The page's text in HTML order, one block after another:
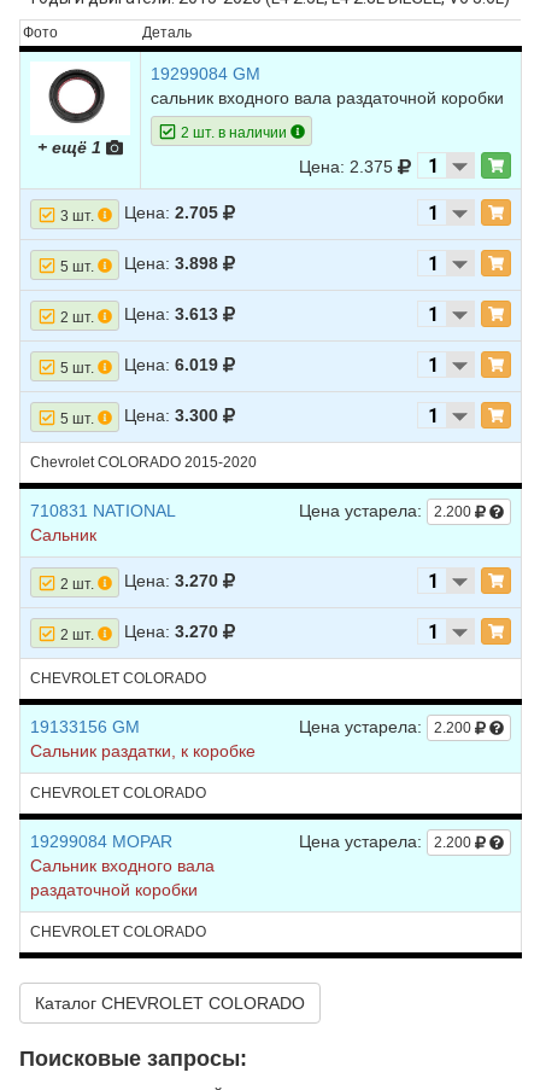
Фото Деталь
+ ещё 1
19299084 GM
сальник входного вала раздаточной коробки
2 шт. в наличии
Цена: 2.375
3 шт. Цена: 2.705
5 шт. Цена: 3.898
2 шт. Цена: 3.613
5 шт. Цена: 6.019
5 шт. Цена: 3.300
Chevrolet COLORADO 2015-2020
Цена устарела: 2.200
710831 NATIONAL
Сальник
2 шт. Цена: 3.270
2 шт. Цена: 3.270
CHEVROLET COLORADO
Цена устарела: 2.200
19133156 GM
Сальник раздатки, к коробке
CHEVROLET COLORADO
Цена устарела: 2.200
19299084 MOPAR
Сальник входного вала
раздаточной коробки
CHEVROLET COLORADO
Каталог CHEVROLET COLORADO
Поисковые запросы: